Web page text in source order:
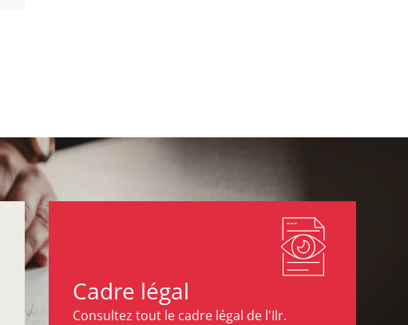
Cadre légal
Consultez tout le cadre légal de l'Ilr.